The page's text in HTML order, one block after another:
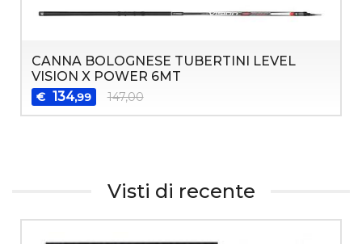
CANNA BOLOGNESE TUBERTINI LEVEL
VISION X POWER 6MT
€ 134,99 147,00
Visti di recente